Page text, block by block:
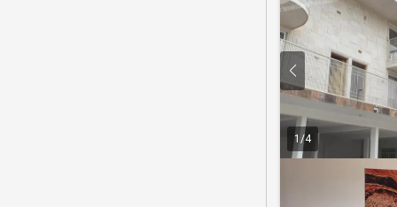
1 /4